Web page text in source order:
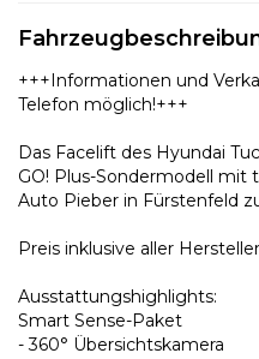
+++Informationen und
Telefon möglich!+++
Das Facelift des Hyundai
GO! Plus-Sondermodell
Auto Pieber in Fürstenfeld
Preis inklusive aller
Ausstattungshighlights:
Smart Sense-Paket
- 360° Übersichtskamera